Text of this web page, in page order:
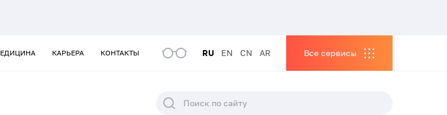
КАРЬЕРА КОНТАКТЫ RU EN CN AR Все сервисы